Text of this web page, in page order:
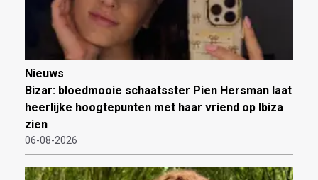
Nieuws
Bizar: bloedmooie schaatsster Pien Hersman laat
heerlijke hoogtepunten met haar vriend op Ibiza
zien
06-08-2026